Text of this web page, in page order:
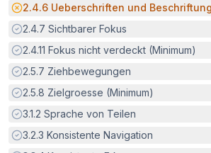
Potenzielle Barriere:
2.4.6 Ueberschriften und
Erfüllt:
2.4.7 Sichtbarer Fokus
Erfüllt:
2.4.11 Fokus nicht verdeckt (Minimum)
Erfüllt:
2.5.7 Ziehbewegungen
Erfüllt:
2.5.8 Zielgroesse (Minimum)
Erfüllt:
3.1.2 Sprache von Teilen
Erfüllt:
3.2.3 Konsistente Navigation